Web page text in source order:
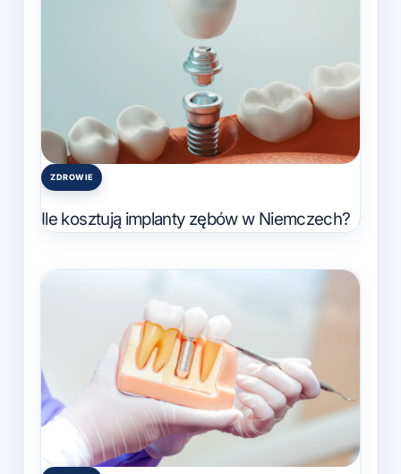
Posted
ZDROWIE
Ile kosztują implanty zębów w Niemczech?